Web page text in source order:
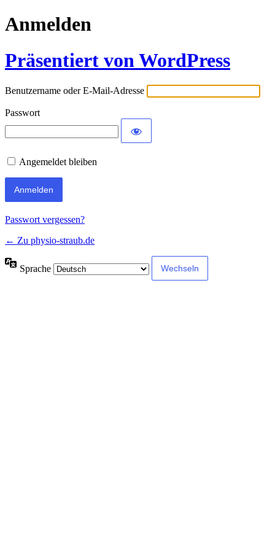
Anmelden
Präsentiert von WordPress
Benutzername oder E-Mail-Adresse
Passwort
Angemeldet bleiben
Passwort vergessen?
← Zu physio-straub.de
Sprache